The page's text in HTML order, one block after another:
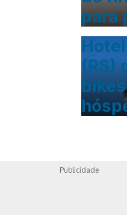
para
(RS)
Publicidade